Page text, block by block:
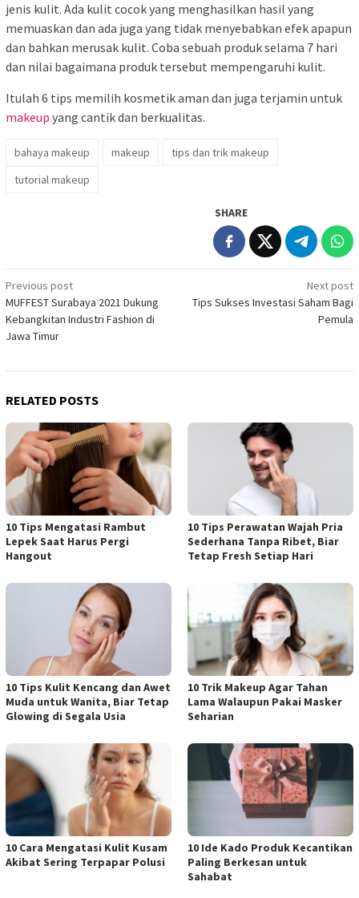
jenis kulit. Ada kulit cocok yang menghasilkan hasil yang
memuaskan dan ada juga yang tidak menyebabkan efek apapun
dan bahkan merusak kulit. Coba sebuah produk selama 7 hari
dan nilai bagaimana produk tersebut mempengaruhi kulit.
Itulah 6 tips memilih kosmetik aman dan juga terjamin untuk
makeup yang cantik dan berkualitas.
bahaya makeup makeup
tips dan trik makeup
tutorial makeup
SHARE
Post
navigation
Previous post
MUFFEST Surabaya 2021 Dukung
Kebangkitan Industri Fashion di
Jawa Timur
Next post
Tips Sukses Investasi Saham Bagi
Pemula
RELATED POSTS
10 Tips Mengatasi Rambut
Lepek Saat Harus Pergi
Hangout
10 Tips Perawatan Wajah Pria
Sederhana Tanpa Ribet, Biar
Tetap Fresh Setiap Hari
10 Tips Kulit Kencang dan Awet
Muda untuk Wanita, Biar Tetap
Glowing di Segala Usia
10 Trik Makeup Agar Tahan
Lama Walaupun Pakai Masker
Seharian
10 Cara Mengatasi Kulit Kusam
Akibat Sering Terpapar Polusi
10 Ide Kado Produk Kecantikan
Paling Berkesan untuk
Sahabat